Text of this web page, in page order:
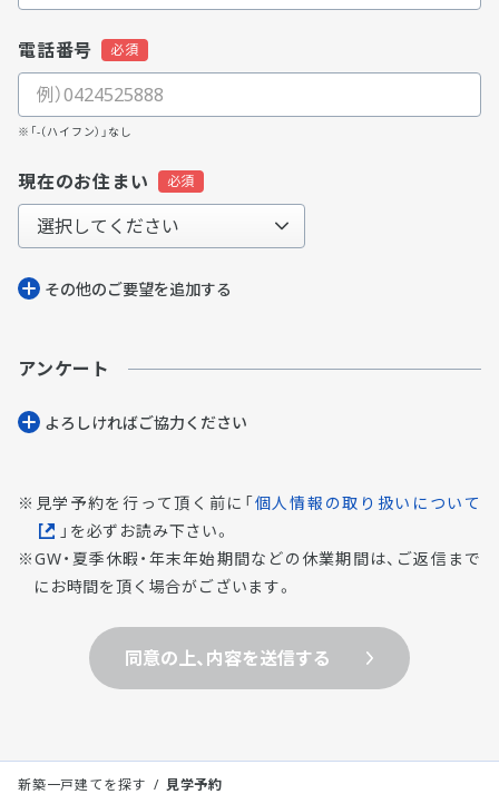
電話番号
※「-（ハイフン）」なし
現在のお住まい
その他のご要望を追加する
アンケート
よろしければご協⼒ください
見学予約を行って頂く前に「個人情報の取り扱いについて
」を必ずお読み下さい。
GW・夏季休暇・年末年始期間などの休業期間は、ご返信まで
にお時間を頂く場合がございます。
同意の上、内容を送信する
新築一戸建てを探す 見学予約